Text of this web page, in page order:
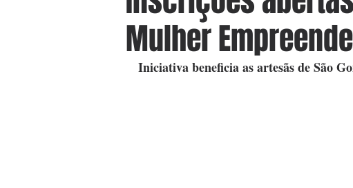
Mulher
Iniciativa beneficia as artesãs de São